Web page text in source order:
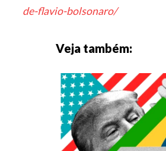
de-flavio-bolsonaro/
Veja também: